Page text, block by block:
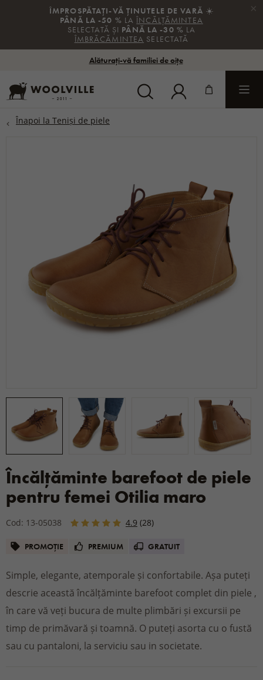
ÎMPROSPĂTAȚI-VĂ ȚINUTELE DE VARĂ ☀️
PÂNĂ LA -50 % LAÎNCĂLȚĂMINTEA
SELECTATĂ ȘI PÂNĂ LA -30 % LA
ÎMBRĂCĂMINTEA SELECTATĂ
×
Alăturați-vă familiei de oițe
Încălțăminte barefoot de piele
pentru femei Otilia maro
Cod: 13-05038 4.9 (28)
PROMOȚIE PREMIUM GRATUIT
Simple, elegante, atemporale și confortabile. Așa puteți
descrie această încălțăminte barefoot complet din piele ,
în care vă veți bucura de multe plimbări și excursii pe
timp de primăvară și toamnă. O puteți asorta cu o fustă
sau cu pantaloni, la serviciu sau in societate.